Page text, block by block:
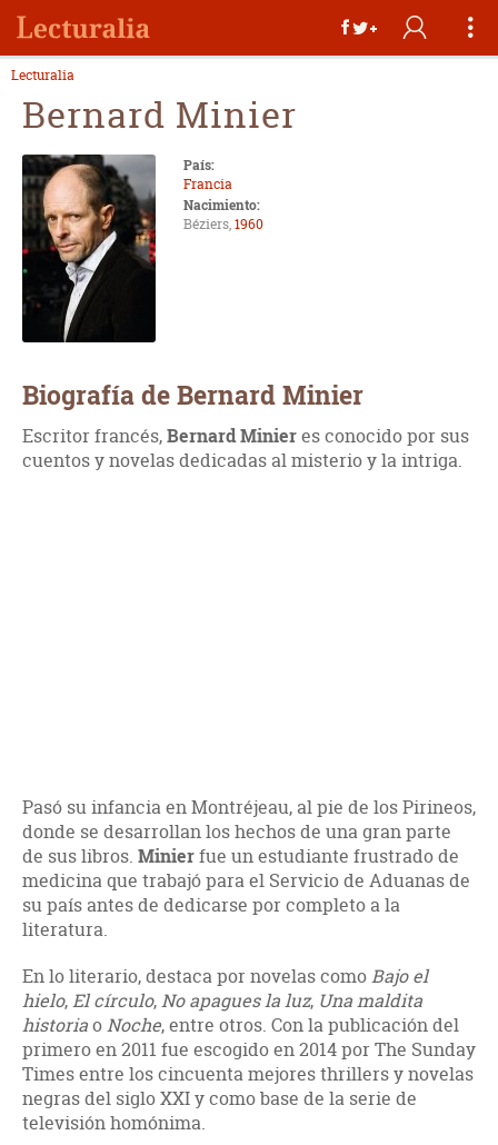
Lecturalia
Bernard Minier
País:
Francia
Nacimiento:
Béziers,1960
Biografía de Bernard Minier
Escritor francés,Bernard Minieres conocido por sus
cuentos y novelas dedicadas al misterio y la intriga.
Pasó su infancia en Montréjeau, al pie de los Pirineos,
donde se desarrollan los hechos de una gran parte
de sus libros. Minierfue un estudiante frustrado de
medicina que trabajó para el Servicio de Aduanas de
su país antes de dedicarse por completo a la
literatura.
En lo literario, destaca por novelas comoBajo el
hielo,El círculo,No apagues la luz, Una maldita
historiaoNoche, entre otros. Con la publicación del
primero en 2011 fue escogido en 2014 por The Sunday
Times entre los cincuenta mejores thrillers y novelas
negras del siglo XXI y como base de la serie de
televisión homónima.